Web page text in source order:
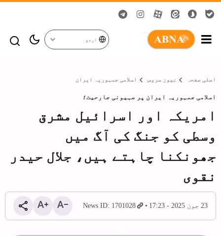
اردو
اصلی صفحہ نیوز سروس اسلامی جمہوریہ ایران
اسلامی جمہوریہ ایران پر صہیونی جارحیت؛
امریکہ اور اسرائیل مشرق
وسطی کو جنگ کی آگ میں
جھونکنا چاہتے ہیں، جلال حیدر
نقوی
23 جون 2025 - 17:23 News ID: 1701028